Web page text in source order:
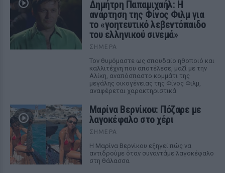
Δημήτρη Παπαμιχαήλ: Η
ανάρτηση της Φίνος Φιλμ για
το «γοητευτικό λεβεντόπαιδο
του ελληνικού σινεμά»
ΣΉΜΕΡΑ
Τον θυμόμαστε ως σπουδαίο ηθοποιό και
καλλιτέχνη που αποτέλεσε, μαζί με την
Αλίκη, αναπόσπαστο κομμάτι της
μεγάλης οικογένειας της Φίνος Φιλμ,
αναφέρεται χαρακτηριστικά
Μαρίνα Βερνίκου: Πόζαρε με
λαγοκέφαλο στο χέρι
ΣΉΜΕΡΑ
Η Μαρίνα Βερνίκου εξηγεί πώς να
αντιδρούμε όταν συναντάμε λαγοκέφαλο
στη θάλασσα